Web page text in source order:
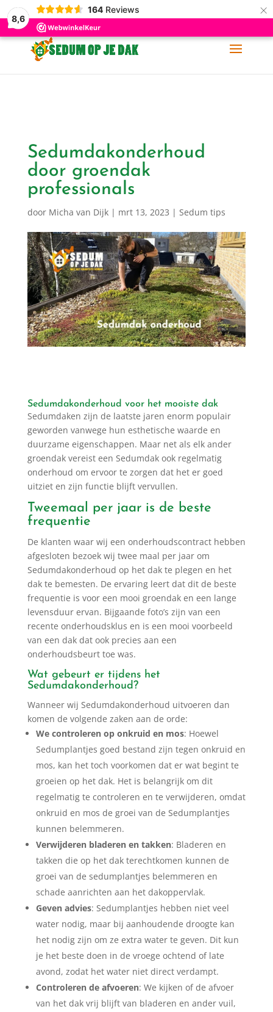
8,6
164 Reviews ×
06-11 88 62 60 info@sedumopjedak.nl
Sedumdakonderhoud
door groendak
professionals
door Micha van Dijk| mrt 13, 2023 | Sedum tips
Sedumdakonderhoud voor het mooiste dak
Sedumdaken zijn de laatste jaren enorm populair
geworden vanwege hun esthetische waarde en
duurzame eigenschappen. Maar net als elk ander
groendak vereist een Sedumdak ook regelmatig
onderhoud om ervoor te zorgen dat het er goed
uitziet en zijn functie blijft vervullen.
Tweemaal per jaar is de beste
frequentie
De klanten waar wij een onderhoudscontract hebben
afgesloten bezoek wij twee maal per jaar om
Sedumdakonderhoud op het dak te plegen en het
dak te bemesten. De ervaring leert dat dit de beste
frequentie is voor een mooi groendak en een lange
levensduur ervan. Bijgaande foto’s zijn van een
recente onderhoudsklus en is een mooi voorbeeld
van een dak dat ook precies aan een
onderhoudsbeurt toe was.
Wat gebeurt er tijdens het
Sedumdakonderhoud?
Wanneer wij Sedumdakonderhoud uitvoeren dan
komen de volgende zaken aan de orde:
We controleren op onkruid en mos: Hoewel
Sedumplantjes goed bestand zijn tegen onkruid en
mos, kan het toch voorkomen dat er wat begint te
groeien op het dak. Het is belangrijk om dit
regelmatig te controleren en te verwijderen, omdat
onkruid en mos de groei van de Sedumplantjes
kunnen belemmeren.
Verwijderen bladeren en takken: Bladeren en
takken die op het dak terechtkomen kunnen de
groei van de sedumplantjes belemmeren en
schade aanrichten aan het dakoppervlak.
Geven advies: Sedumplantjes hebben niet veel
water nodig, maar bij aanhoudende droogte kan
het nodig zijn om ze extra water te geven. Dit kun
je het beste doen in de vroege ochtend of late
avond, zodat het water niet direct verdampt.
Controleren de afvoeren: We kijken of de afvoer
van het dak vrij blijft van bladeren en ander vuil,